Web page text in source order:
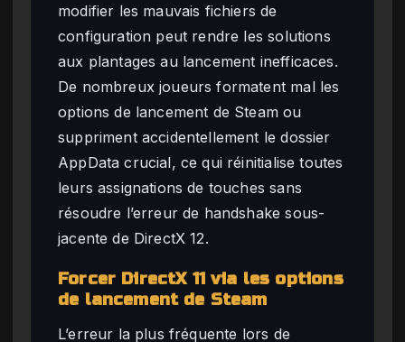
modifier les mauvais fichiers de
configuration peut rendre les solutions
aux plantages au lancement inefficaces.
De nombreux joueurs formatent mal les
options de lancement de Steam ou
suppriment accidentellement le dossier
AppData crucial, ce qui réinitialise toutes
leurs assignations de touches sans
résoudre l’erreur de handshake sous-
jacente de DirectX 12.
Forcer DirectX 11 via les options
de lancement de Steam
L’erreur la plus fréquente lors de